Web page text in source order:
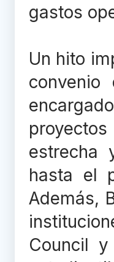
gastos
Un hito
convenio
estrecha
hasta el
Además,
Council